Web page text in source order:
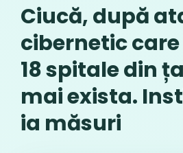
Ciucă, după
cibernetic
18 spitale din
mai exista.
ia măsuri